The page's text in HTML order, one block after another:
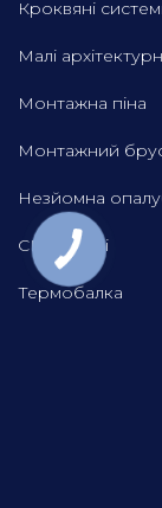
Кроквяні
Малі
Монтажна піна
Монтажний
Незйомна
СІП панелі
Термобалка